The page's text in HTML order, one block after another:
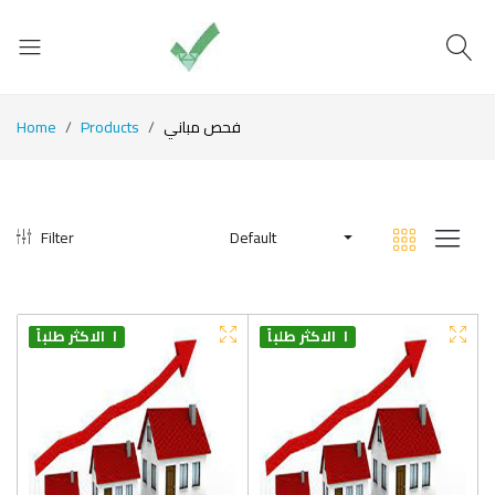
Home Products فحص مباني
Filter Default
الافضل طلباً
جديد
الاكثر طلباً الافضل طلباً
جديد
الاكثر طلباً